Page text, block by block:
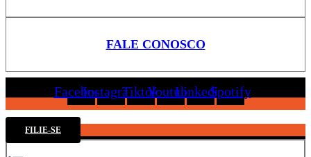
FALE CONOSCO
FacebookInstagramTiktokYoutubeLinkedinSpotify
FILIE-SE